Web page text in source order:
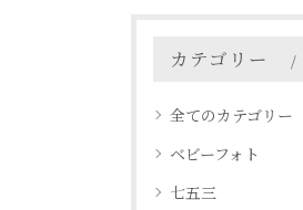
カテゴリー
全てのカテゴリー
ベビーフォト
七五三